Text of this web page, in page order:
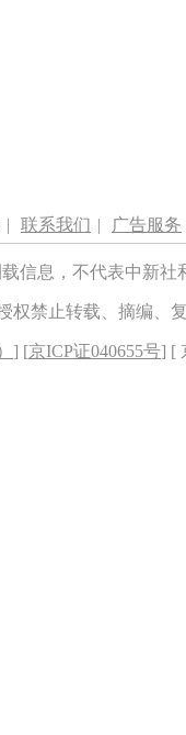
| 联系我们 | 广告服务
信息，不代表中新
权禁止转载、摘编、
] [京ICP证040655号] [